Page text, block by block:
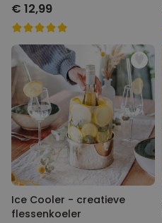
€ 12,99
Ice Cooler - creatieve
flessenkoeler